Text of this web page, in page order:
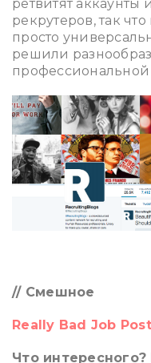
ретвитят аккаунты
рекрутеров, так
просто
решили
профессиональной
// Смешное
Really Bad Job
Что